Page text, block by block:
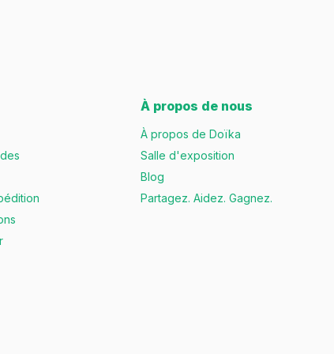
de maison, ont une profonde pertinence historique.
à l’épreuve du temps. En choisissant un numéro de
croissante, il convient également de mentionner que
émaillé est la facilité d'entretien. Un simple coup de chiffon
un choix pratique, mais aussi esthétique. Il ajoute une
à la fois la forme et la fonction, un numéro de maison
À propos de nous
À propos de Doïka
Salle d'exposition
Blog
Partagez. Aidez. Gagnez.